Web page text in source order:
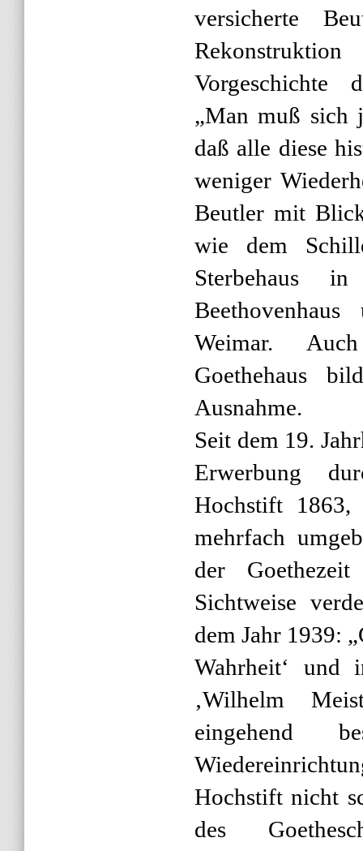
versicherte
Vorgeschichte
„Man muß sich
daß alle diese
weniger
Beutler mit
wie dem
Sterbehaus
Weimar.
Goethehaus
Ausnahme.
Seit dem 19.
Erwerbung
Hochstift 1863,
mehrfach
der Goethezeit
Sichtweise
dem Jahr 1939:
Wahrheit‘ und
‚Wilhelm
eingehend
Hochstift nicht
des